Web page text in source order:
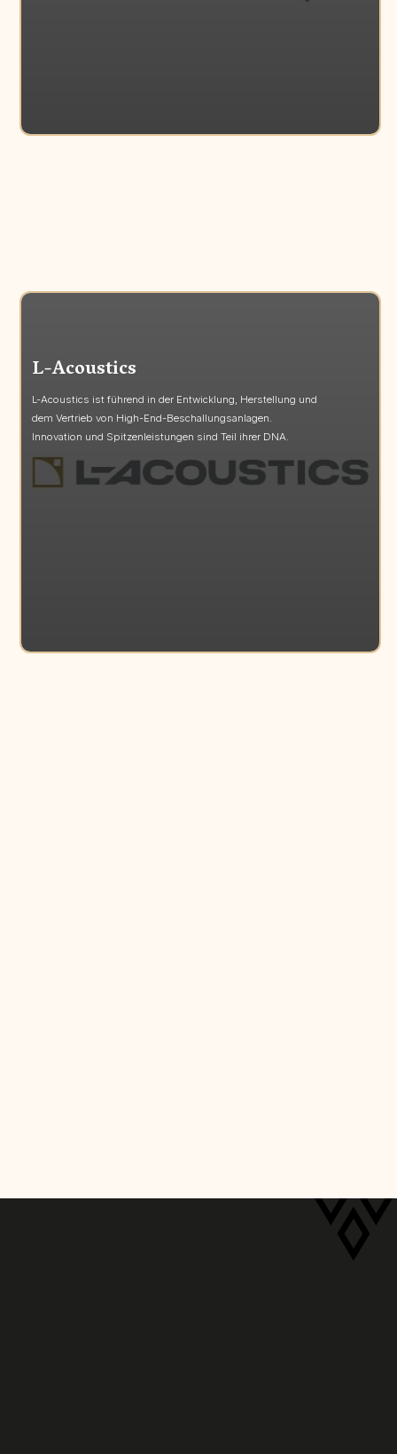
L-Acoustics
L-Acoustics ist führend in der Entwicklung, Herstellung und
dem Vertrieb von High-End-Beschallungsanlagen.
Innovation und Spitzenleistungen sind Teil ihrer DNA.